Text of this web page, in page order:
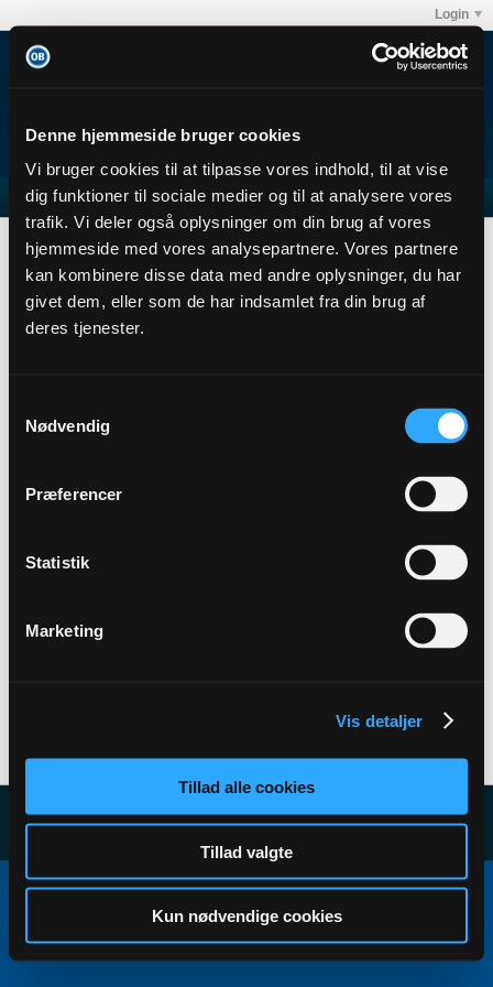
Denne hjemmeside bruger cookies
Vi bruger cookies til at tilpasse vores indhold, til at vise
dig funktioner til sociale medier og til at analysere vores
trafik. Vi deler også oplysninger om din brug af vores
hjemmeside med vores analysepartnere. Vores partnere
kan kombinere disse data med andre oplysninger, du har
givet dem, eller som de har indsamlet fra din brug af
deres tjenester.
Nødvendig
Præferencer
Statistik
Marketing
Vis detaljer
Tillad alle cookies
Tillad valgte
Kun nødvendige cookies
Login
Subscribers
Subscription
eilman
Senior Member
0
0
Copyright ©2000 - 2026, Jelsoft Enterprises Ltd.
All times are GMT+1. This page was generated at 17:46.